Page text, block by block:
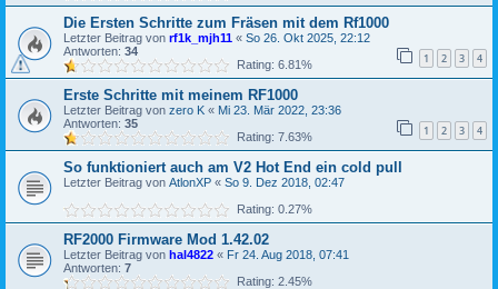
Die Ersten Schritte zum Fräsen mit dem Rf1000
Letzter Beitrag von rf1k_mjh11 « So 26. Okt 2025, 22:12
Antworten: 34 1 2 3 4
Rating: 6.81%
Erste Schritte mit meinem RF1000
Letzter Beitrag von zero K « Mi 23. Mär 2022, 23:36
Antworten: 35 1 2 3 4
Rating: 7.63%
So funktioniert auch am V2 Hot End ein cold pull
Letzter Beitrag von AtlonXP « So 9. Dez 2018, 02:47
Rating: 0.27%
RF2000 Firmware Mod 1.42.02
Letzter Beitrag von hal4822 « Fr 24. Aug 2018, 07:41
Antworten: 7
Rating: 2.45%